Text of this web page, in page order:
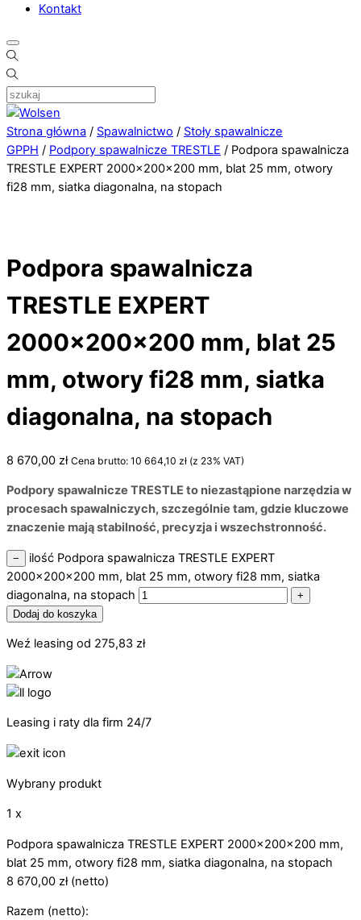
Kontakt
Strona główna / Spawalnictwo / Stoły spawalnicze
GPPH / Podpory spawalnicze TRESTLE / Podpora spawalnicza
TRESTLE EXPERT 2000x200x200 mm, blat 25 mm, otwory
fi28 mm, siatka diagonalna, na stopach
Podpora spawalnicza
TRESTLE EXPERT
2000x200x200 mm, blat 25
mm, otwory fi28 mm, siatka
diagonalna, na stopach
8 670,00 zł Cena brutto: 10 664,10 zł (z 23% VAT)
Podpory spawalnicze TRESTLE to niezastąpione narzędzia w
procesach spawalniczych, szczególnie tam, gdzie kluczowe
znaczenie mają stabilność, precyzja i wszechstronność.
−
ilość Podpora spawalnicza TRESTLE EXPERT
2000x200x200 mm, blat 25 mm, otwory fi28 mm, siatka
diagonalna, na stopach
+
Dodaj do koszyka
Weź leasing od 275,83 zł
Leasing i raty dla firm 24/7
Wybrany produkt
1 x
Podpora spawalnicza TRESTLE EXPERT 2000x200x200 mm,
blat 25 mm, otwory fi28 mm, siatka diagonalna, na stopach
8 670,00 zł(netto)
Razem (netto):